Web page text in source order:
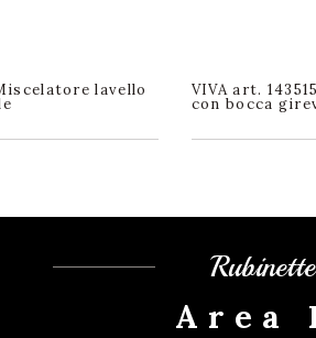
lavello VIVA art.
con bocca
Area